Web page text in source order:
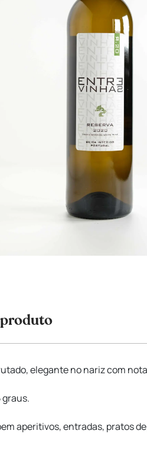
elegante no nariz com
graus.
aperitivos, entradas, pratos